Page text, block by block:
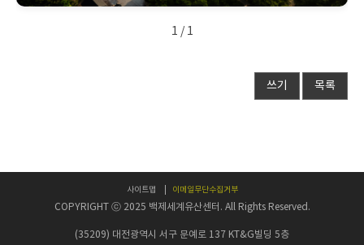
1 / 1
쓰기 목록
사이트맵 이메일무단수집거부
COPYRIGHT ⓒ 2025 백제세계유산센터. All Rights Reserved.
(35209) 대전광역시 서구 문예로 137 KT&G빌딩 5층